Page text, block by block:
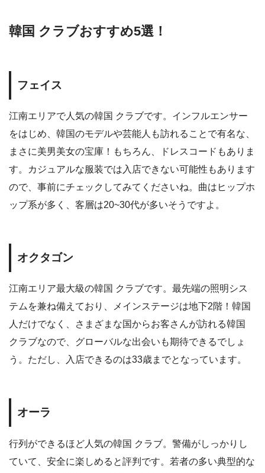
韓国 クラブおすすめ5選！
フェイス
江南エリアで人気の韓国 クラブです。インフルエンサー
をはじめ、韓国のモデルや芸能人も訪れることで有名な、
まさに美男美女の宝庫！もちろん、ドレスコードもありま
す。カジュアルな服装では入店できない可能性もあります
ので、事前にチェックしてみてくださいね。曲はヒップホ
ップ系が多く、客層は20~30代が多いそうですよ。
オクタゴン
江南エリア最大級の韓国 クラブです。最先端の照明シス
テムを兼ね備えており、メインステージは地下2階！韓国
人だけでなく、さまざまな国からお客さんが訪れる韓国
クラブなので、グローバルな出会いも期待できるでしょ
う。ただし、入店できるのは33歳までとなっています。
オーラ
行列ができるほど人気の韓国 クラブ。警備がしっかりし
ていて、安全に楽しめると評判です。若者の多い典型的な